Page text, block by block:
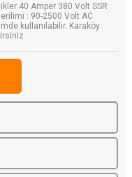
40 Amper 380 Volt SSR
: 90-2500 Volt AC
kullanılabilir. Karaköy